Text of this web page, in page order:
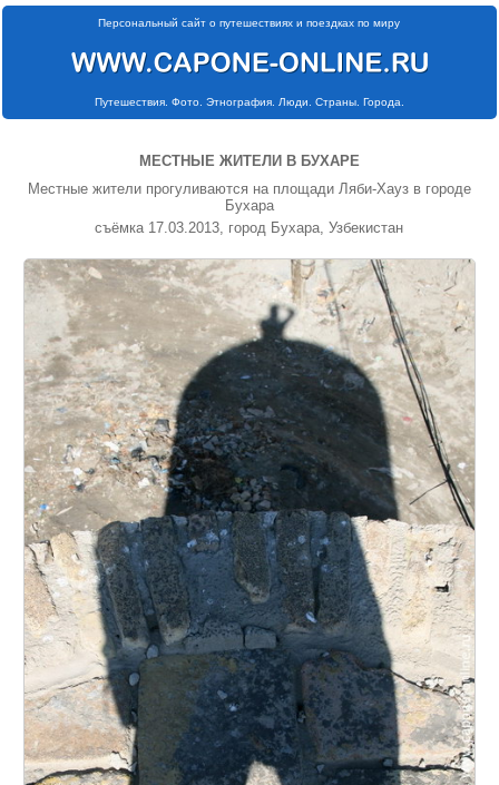
Персональный сайт о путешествиях и поездках по миру
Путешествия. Фото. Этнография. Люди. Страны. Города.
МЕСТНЫЕ ЖИТЕЛИ В БУХАРЕ
Местные жители прогуливаются на площади Ляби-Хауз в городе
Бухара
съёмка 17.03.2013, город Бухара, Узбекистан